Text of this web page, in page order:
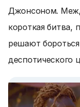
Джонсоном.
короткая битва,
решают
деспотического